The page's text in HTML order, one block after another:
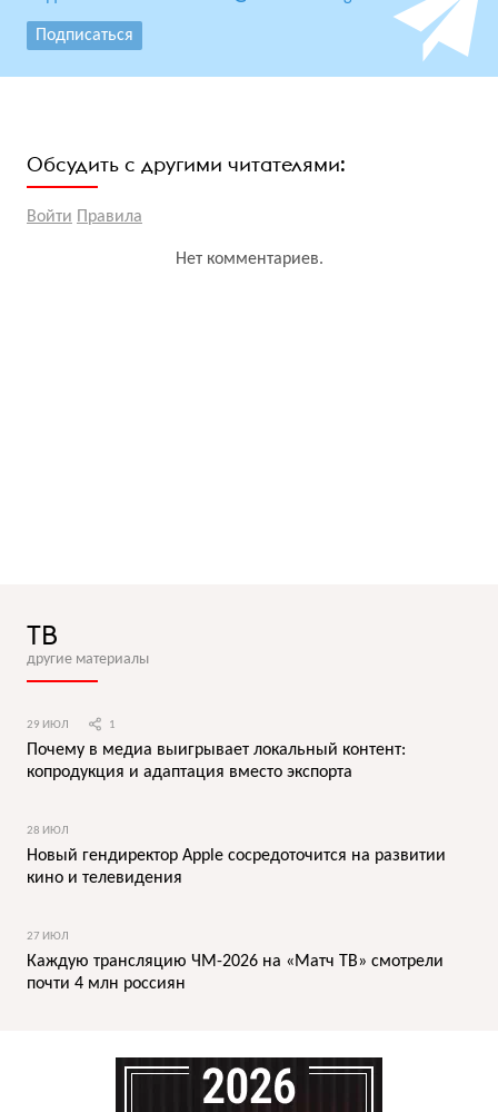
Подписаться
Обсудить с другими читателями:
Войти Правила
Нет комментариев.
ТВ
другие материалы
29 ИЮЛ 1
Почему в медиа выигрывает локальный контент:
копродукция и адаптация вместо экспорта
28 ИЮЛ
Новый гендиректор Apple сосредоточится на развитии
кино и телевидения
27 ИЮЛ
Каждую трансляцию ЧМ-2026 на «Матч ТВ» смотрели
почти 4 млн россиян